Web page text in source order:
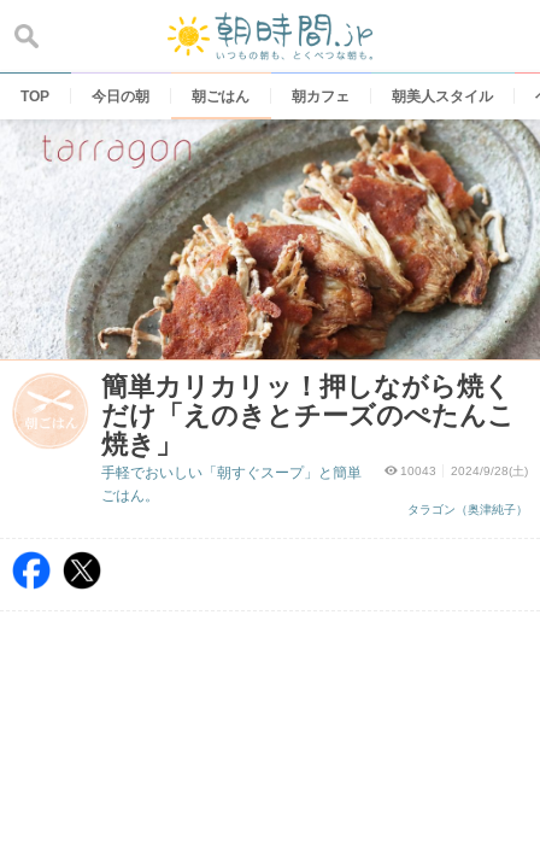
content
TOP 今日の朝 朝ごはん 朝カフェ 朝美人スタイル
簡単カリカリッ！押しながら焼く
だけ「えのきとチーズのぺたんこ
焼き」
10043 2024/9/28(土)
タラゴン（奥津純子）
手軽でおいしい「朝すぐスープ」と簡単
ごはん。